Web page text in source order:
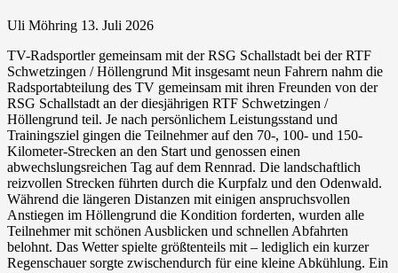
Uli Möhring 13. Juli 2026
TV-Radsportler gemeinsam mit der RSG Schallstadt bei der RTF
Schwetzingen / Höllengrund Mit insgesamt neun Fahrern nahm die
Radsportabteilung des TV gemeinsam mit ihren Freunden von der
RSG Schallstadt an der diesjährigen RTF Schwetzingen /
Höllengrund teil. Je nach persönlichem Leistungsstand und
Trainingsziel gingen die Teilnehmer auf den 70-, 100- und 150-
Kilometer-Strecken an den Start und genossen einen
abwechslungsreichen Tag auf dem Rennrad. Die landschaftlich
reizvollen Strecken führten durch die Kurpfalz und den Odenwald.
Während die längeren Distanzen mit einigen anspruchsvollen
Anstiegen im Höllengrund die Kondition forderten, wurden alle
Teilnehmer mit schönen Ausblicken und schnellen Abfahrten
belohnt. Das Wetter spielte größtenteils mit – lediglich ein kurzer
Regenschauer sorgte zwischendurch für eine kleine Abkühlung. Ein